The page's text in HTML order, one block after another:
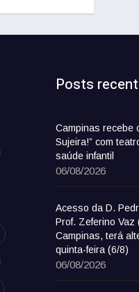
Posts
Campinas recebe
Sujeira!” com
saúde infantil
06/08/2026
Acesso da D.
Prof. Zeferino Vaz
Campinas, terá
quinta-feira (6/8)
06/08/2026